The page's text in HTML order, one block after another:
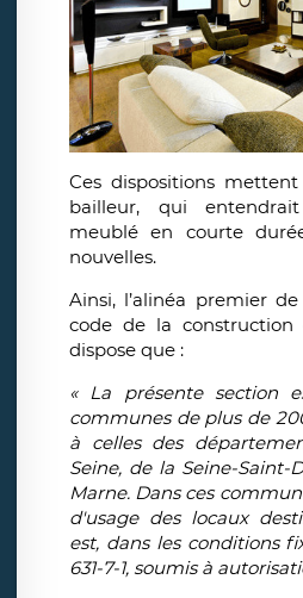
Ces dispositions
bailleur, qui
meublé en courte
nouvelles.
Ainsi, l’alinéa premier de
code de la construction
dispose que :
« La présente section
communes de plus de
à celles des
Seine, de la Seine-Saint-
Marne. Dans ces
d'usage des locaux
est, dans les conditions
631-7-1, soumis à